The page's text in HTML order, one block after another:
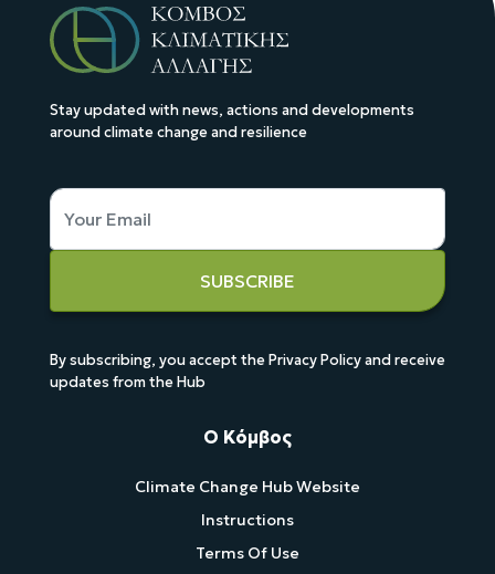
Stay updated with news, actions and developments
around climate change and resilience
SUBSCRIBE
By subscribing, you accept the Privacy Policy and receive
updates from the Hub
Ο Κόμβος
Climate Change Hub Website
Instructions
Terms Of Use